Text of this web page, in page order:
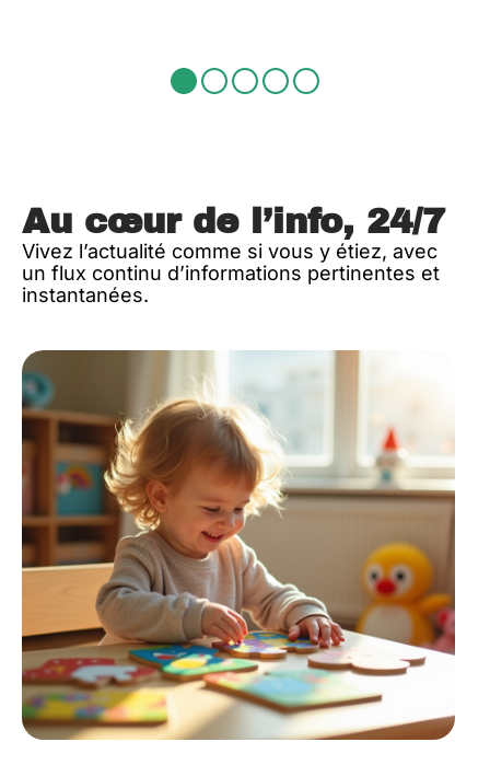
Au cœur de l’info, 24/7
Vivez l’actualité comme si vous y étiez, avec
un flux continu d’informations pertinentes et
instantanées.